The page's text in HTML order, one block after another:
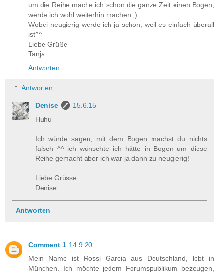
um die Reihe mache ich schon die ganze Zeit einen Bogen,
werde ich wohl weiterhin machen ;)
Wobei neugierig werde ich ja schon, weil es einfach überall
ist^^
Liebe Grüße
Tanja
Antworten
Antworten
Denise
15.6.15
Huhu
Ich würde sagen, mit dem Bogen machst du nichts
falsch ^^ ich wünschte ich hätte in Bogen um diese
Reihe gemacht aber ich war ja dann zu neugierig!
Liebe Grüsse
Denise
Antworten
Comment 1 14.9.20
Mein Name ist Rossi Garcia aus Deutschland, lebt in
München. Ich möchte jedem Forumspublikum bezeugen,